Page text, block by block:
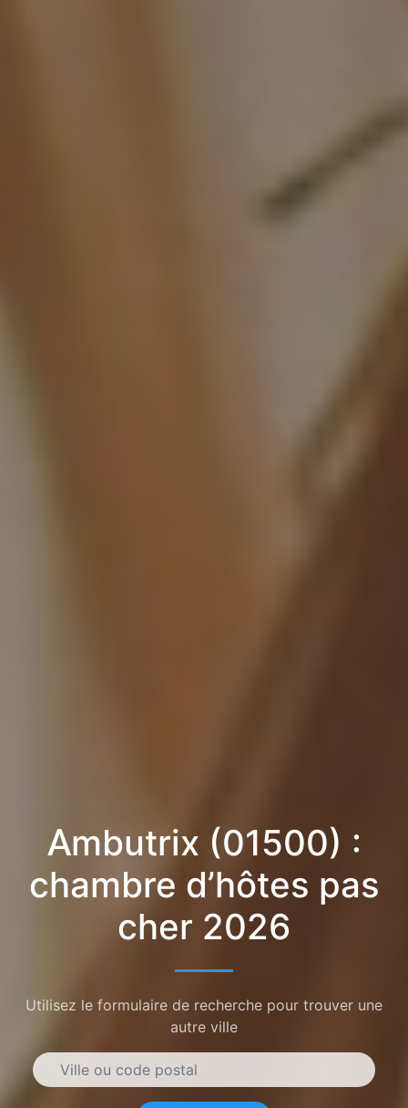
Ambutrix (01500) :
chambre d’hôtes pas
cher 2026
Utilisez le formulaire de recherche pour trouver une
autre ville